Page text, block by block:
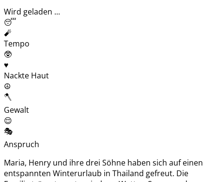
Wird geladen ...
😴
🧨
Tempo
🥸
♥️
Nackte Haut
☮️
🪓
Gewalt
😌
🎭
Anspruch
Maria, Henry und ihre drei Söhne haben sich auf einen
entspannten Winterurlaub in Thailand gefreut. Die